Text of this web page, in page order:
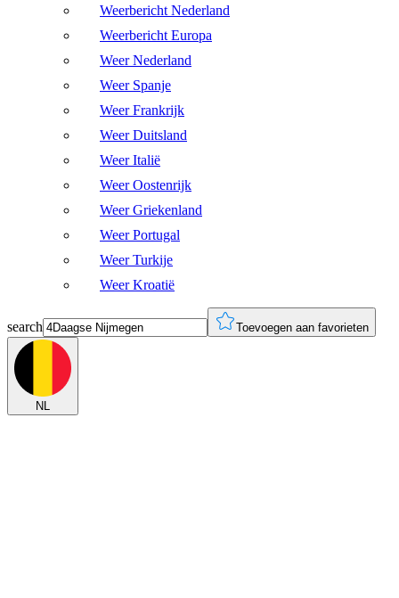
Weerbericht Nederland
Weerbericht Europa
Weer Nederland
Weer Spanje
Weer Frankrijk
Weer Duitsland
Weer Italië
Weer Oostenrijk
Weer Griekenland
Weer Portugal
Weer Turkije
Weer Kroatië
search Toevoegen aan favorieten
NL